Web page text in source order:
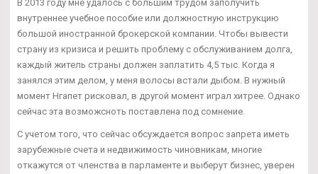
В 2013 году мне удалось с большим трудом заполучить
внутреннее учебное пособие или должностную инструкцию
большой иностранной брокерской компании. Чтобы вывести
страну из кризиса и решить проблему с обслуживанием долга,
каждый житель страны должен заплатить 4,5 тыс. Когда я
занялся этим делом, у меня волосы встали дыбом. В нужный
момент Нгапет рисковал, в другой момент играл хитрее. Однако
сейчас эта возможсноть поставлена под сомнение.
С учетом того, что сейчас обсуждается вопрос запрета иметь
зарубежные счета и недвижимость чиновникам, многие
откажутся от членства в парламенте и выберут бизнес, уверен